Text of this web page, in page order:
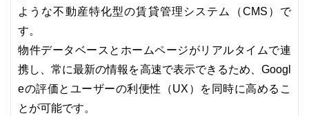
ような不動産特化型の賃貸管理システム（CMS）で
す。
物件データベースとホームページがリアルタイムで連
携し、常に最新の情報を高速で表示できるため、Googl
eの評価とユーザーの利便性（UX）を同時に高めるこ
とが可能です。